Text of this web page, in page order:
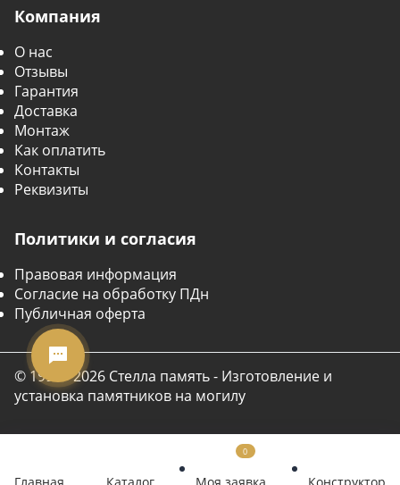
0
Компания
О нас
Отзывы
Гарантия
Доставка
Монтаж
Как оплатить
Контакты
Реквизиты
Политики и согласия
Правовая информация
Согласие на обработку ПДн
Публичная оферта
© 1999 - 2026 Стелла память - Изготовление и
установка памятников на могилу